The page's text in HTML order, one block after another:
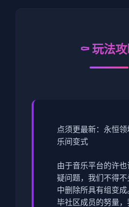
⚰️ 玩法
点须更最新：永恒
乐间变式
由于音乐平台的许
疑问题，我们不得
中删除所具有组变
毕社区成员的努量，